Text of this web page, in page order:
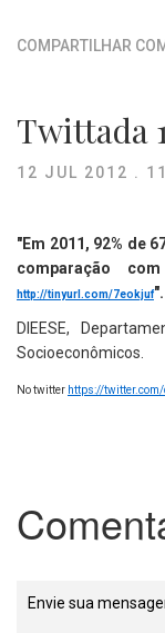
COMPARTILHAR
Twittada
12 JUL 2012 .
"Em 2011, 92% de
comparação
http://tinyurl.com/7eokjuf".
DIEESE,
Socioeconômicos.
No twitter https://